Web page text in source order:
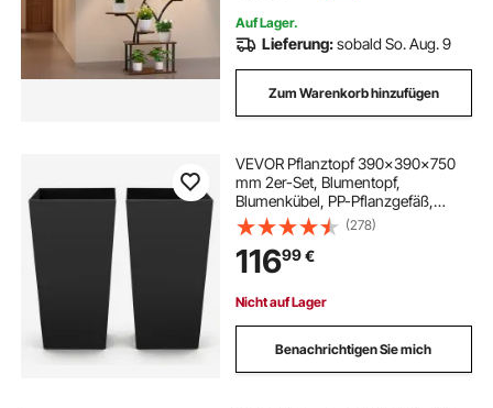
Auf Lager.
Lieferung:sobald So. Aug. 9
Zum Warenkorb hinzufügen
VEVOR Pflanztopf 390x390x750
mm 2er-Set, Blumentopf,
Blumenkübel, PP-Pflanzgefäß,
Planzkübel, Pflanzkasten mit
Innentopf & Abflusslöchern,
Geeignet für Zimmer- &
Gartenpflanzen, Schwarz
(278)
11699€
Nicht auf Lager
Benachrichtigen Sie mich